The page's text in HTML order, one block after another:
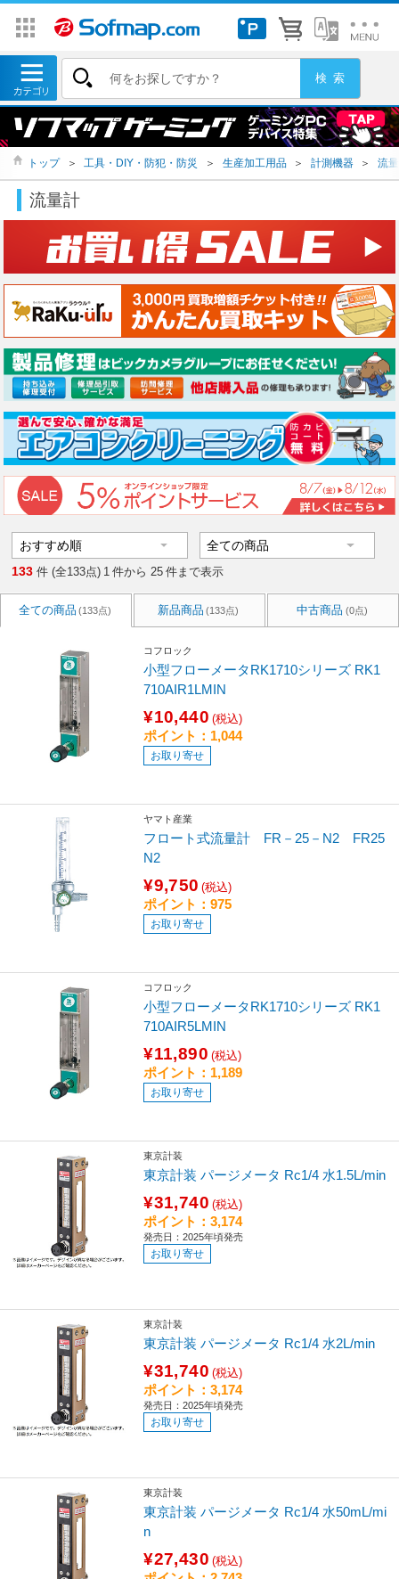
トップ ＞ 工具・DIY・防犯・防災 ＞ 生産加工用品 ＞ 計測機器 ＞ 流
流量計
133 件 (全133点) 1 件から 25 件まで表示
全ての商品 (133点) 新品商品 (133点) 中古商品 (0点)
コフロック
小型フローメータRK1710シリーズ RK1
710AIR1LMIN
¥10,440 (税込)
ポイント：1,044
お取り寄せ
ヤマト産業
フロート式流量計 FR－25－N2 FR25
N2
¥9,750 (税込)
ポイント：975
お取り寄せ
コフロック
小型フローメータRK1710シリーズ RK1
710AIR5LMIN
¥11,890 (税込)
ポイント：1,189
お取り寄せ
東京計装
東京計装 パージメータ Rc1/4 水1.5L/min
¥31,740 (税込)
ポイント：3,174
発売日：2025年頃発売
お取り寄せ
東京計装
東京計装 パージメータ Rc1/4 水2L/min
¥31,740 (税込)
ポイント：3,174
発売日：2025年頃発売
お取り寄せ
東京計装
東京計装 パージメータ Rc1/4 水50mL/mi
n
¥27,430 (税込)